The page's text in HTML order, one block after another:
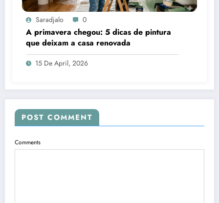
Saradjalo 0
A primavera chegou: 5 dicas de pintura
que deixam a casa renovada
15 De April, 2026
POST COMMENT
Comments